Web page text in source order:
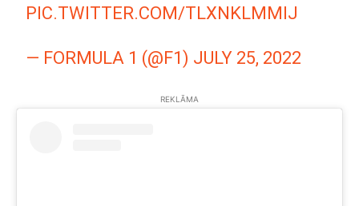
PIC.TWITTER.COM/TLXNKLMMIJ
— FORMULA 1 (@F1) JULY 25, 2022
REKLĀMA